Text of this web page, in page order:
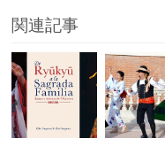
関連記事